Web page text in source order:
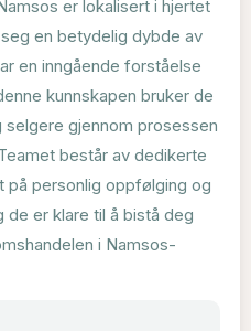
er lokalisert i hjertet
en betydelig dybde av
en inngående forståelse
kunnskapen bruker de
gjennom prosessen
består av dedikerte
personlig oppfølging og
er klare til å bistå deg
i Namsos-